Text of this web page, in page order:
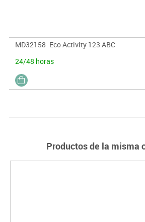
MD32158 Eco Activity 123 ABC
24/48 horas
Productos de la misma